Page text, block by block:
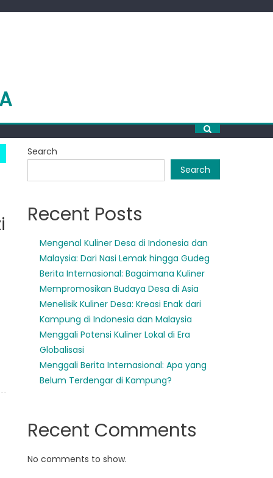
Search
Search
Recent Posts
Mengenal Kuliner Desa di Indonesia dan
Malaysia: Dari Nasi Lemak hingga Gudeg
Berita Internasional: Bagaimana Kuliner
Mempromosikan Budaya Desa di Asia
Menelisik Kuliner Desa: Kreasi Enak dari
Kampung di Indonesia dan Malaysia
Menggali Potensi Kuliner Lokal di Era
Globalisasi
Menggali Berita Internasional: Apa yang
Belum Terdengar di Kampung?
Recent Comments
No comments to show.